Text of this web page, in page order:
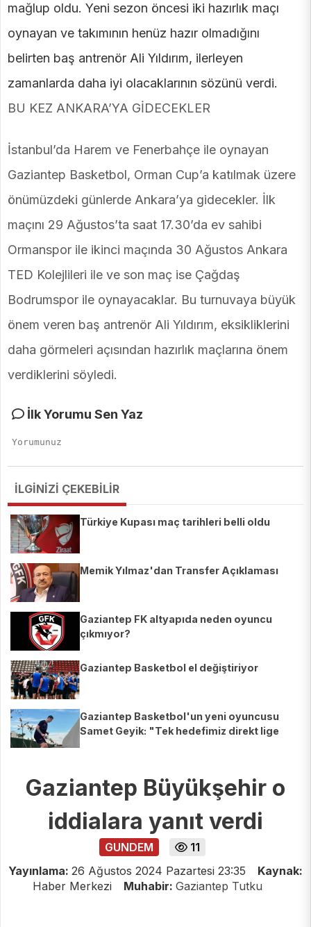
mağlup oldu. Yeni sezon öncesi iki hazırlık maçı
oynayan ve takımının henüz hazır olmadığını
belirten baş antrenör Ali Yıldırım, ilerleyen
zamanlarda daha iyi olacaklarının sözünü verdi.
BU KEZ ANKARA’YA GİDECEKLER
İstanbul’da Harem ve Fenerbahçe ile oynayan
Gaziantep Basketbol, Orman Cup’a katılmak üzere
önümüzdeki günlerde Ankara’ya gidecekler. İlk
maçını 29 Ağustos’ta saat 17.30’da ev sahibi
Ormanspor ile ikinci maçında 30 Ağustos Ankara
TED Kolejlileri ile ve son maç ise Çağdaş
Bodrumspor ile oynayacaklar. Bu turnuvaya büyük
önem veren baş antrenör Ali Yıldırım, eksikliklerini
daha görmeleri açısından hazırlık maçlarına önem
verdiklerini söyledi.
İlk Yorumu Sen Yaz
İLGİNİZİ ÇEKEBİLİR
Türkiye Kupası maç tarihleri belli oldu
Memik Yılmaz'dan Transfer Açıklaması
Gaziantep FK altyapıda neden oyuncu
çıkmıyor?
Gaziantep Basketbol el değiştiriyor
Gaziantep Basketbol'un yeni oyuncusu
Samet Geyik: "Tek hedefimiz direkt lige
Gaziantep Büyükşehir o
iddialara yanıt verdi
GUNDEM
11
Yayınlama: 26 Ağustos 2024 Pazartesi 23:35
Kaynak:
Haber Merkezi
Muhabir: Gaziantep Tutku